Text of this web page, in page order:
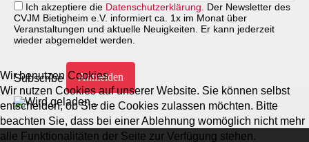
Ich akzeptiere die Datenschutzerklärung.
Der Newsletter des
CVJM Bietigheim e.V. informiert ca. 1x im Monat über
Veranstaltungen und aktuelle Neuigkeiten. Er kann jederzeit
wieder abgemeldet werden.
Subscribe
Wir benutzen Cookies
Wir nutzen Cookies auf unserer Website. Sie können selbst
entscheiden, ob Sie die Cookies zulassen möchten. Bitte
beachten Sie, dass bei einer Ablehnung womöglich nicht mehr
alle Funktionalitäten der Seite zur Verfügung stehen.